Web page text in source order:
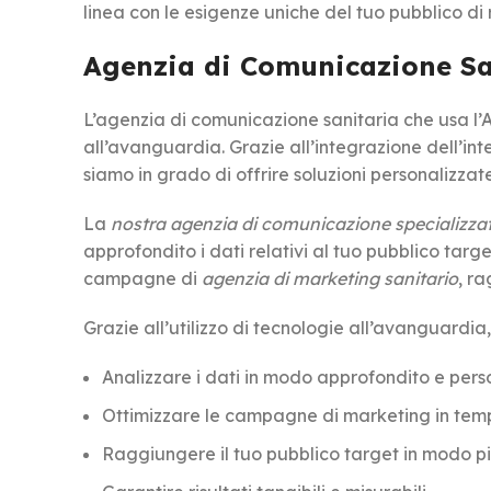
linea con le esigenze uniche del tuo pubblico di
Agenzia di Comunicazione
L’agenzia di comunicazione sanitaria che usa
all’avanguardia. Grazie all’integrazione
siamo in grado di offrire soluzioni
La nostra agenzia di comunicazione
approfondito i dati relativi al tuo pubblico
campagne di agenzia di marketing sanitario,
Grazie all’utilizzo di tecnologie
Analizzare i dati in modo approfondito e
Ottimizzare le campagne di marketing in
Raggiungere il tuo pubblico target in modo